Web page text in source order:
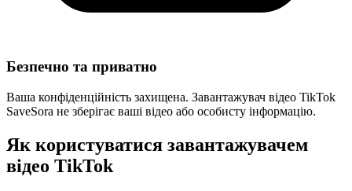
Безпечно та приватно
Ваша конфіденційність захищена. Завантажувач відео TikTok
SaveSora не зберігає ваші відео або особисту інформацію.
Як користуватися завантажувачем
відео TikTok